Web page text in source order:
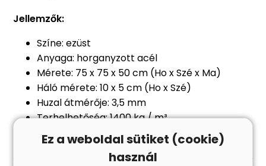
Jellemzők:
Színe: ezüst
Anyaga: horganyzott acél
Mérete: 75 x 75 x 50 cm (Ho x Szé x Ma)
Háló mérete: 10 x 5 cm (Ho x Szé)
Huzal átmérője: 3,5 mm
Terhelhetőség: 1400 kg / m³
Ez a weboldal sütiket (cookie)
használ